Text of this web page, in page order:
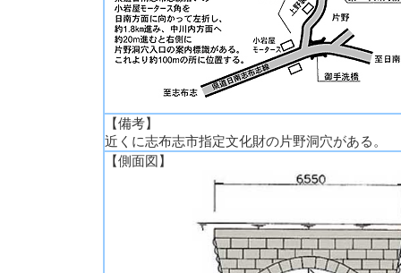
【備考】
近くに志布志市指定文化財の片野洞穴がある。
【側面図】